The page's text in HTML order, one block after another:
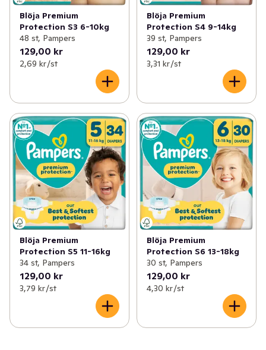
Blöja Premium
Protection S3 6-10kg
48 st, Pampers
129,00 kr
2,69 kr /st
Blöja Premium
Protection S4 9-14kg
39 st, Pampers
129,00 kr
3,31 kr /st
Blöja Premium
Protection S5 11-16kg
34 st, Pampers
129,00 kr
3,79 kr /st
Blöja Premium
Protection S6 13-18kg
30 st, Pampers
129,00 kr
4,30 kr /st